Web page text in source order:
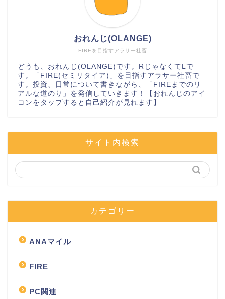
FIREを目指すアラサー社畜
おれんじ(OLANGE)
どうも、おれんじ(OLANGE)です。RじゃなくてLで
す。「FIRE(セミリタイア)」を目指すアラサー社畜で
す。投資、日常について書きながら、「FIREまでのリ
アルな道のり」を発信していきます！【おれんじのアイ
コンをタップすると自己紹介が見れます】
サイト内検索
カテゴリー
ANAマイル
FIRE
PC関連